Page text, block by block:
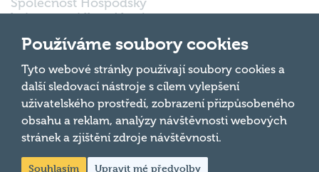
kvíz s.r.o., sídlem Nové
602 00 Brno, IČ:
03980138, DIČ:
CZ03980138 je vedena
pod spisovou značkou
a oddílem 90428 C u
Krajského soudu v
Brně.
Nahoru
Používáme soubory cookies
Tyto webové stránky používají soubory cookies a
další sledovací nástroje s cílem vylepšení
uživatelského prostředí, zobrazení přizpůsobeného
obsahu a reklam, analýzy návštěvnosti webových
stránek a zjištění zdroje návštěvnosti.
Souhlasím Upravit mé předvolby